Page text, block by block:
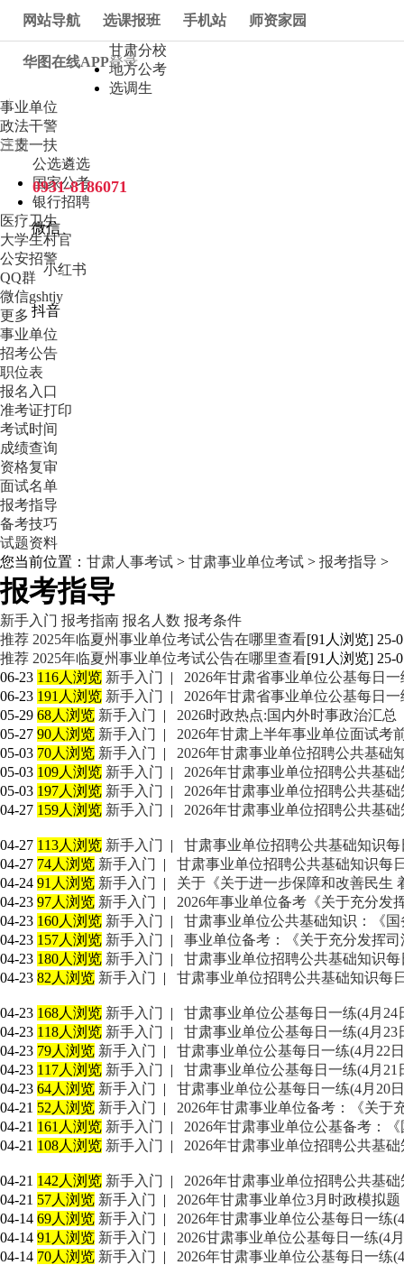
网站导航 选课报班 手机站 师资家园
华图在线APP登录
|
注册
0931-8186071
微信
小红书
抖音
甘肃分校
地方公考
选调生
事业单位
政法干警
三支一扶
公选遴选
国家公考
银行招聘
医疗卫生
大学生村官
公安招警
QQ群
微信gshtjy
更多
事业单位
招考公告
职位表
报名入口
准考证打印
考试时间
成绩查询
资格复审
面试名单
报考指导
备考技巧
试题资料
您当前位置： 甘肃人事考试 > 甘肃事业单位考试 > 报考指导 >
报考指导
新手入门 报考指南 报名人数 报考条件
推荐 2025年临夏州事业单位考试公告在哪里查看[91人浏览] 25-
推荐 2025年临夏州事业单位考试公告在哪里查看[91人浏览] 25-
06-23 116人浏览 新手入门 |
2026年甘肃省事业单位公基每日一
06-23 191人浏览 新手入门 |
2026年甘肃省事业单位公基每日一
05-29 68人浏览 新手入门 |
2026时政热点:国内外时事政治汇总
05-27 90人浏览 新手入门 |
2026年甘肃上半年事业单位面试考
05-03 70人浏览 新手入门 |
2026年甘肃事业单位招聘公共基础
05-03 109人浏览 新手入门 |
2026年甘肃事业单位招聘公共基
05-03 197人浏览 新手入门 |
2026年甘肃事业单位招聘公共基
04-27 159人浏览 新手入门 | 2026年甘肃事业单位招聘公共基
04-27 113人浏览 新手入门 |
甘肃事业单位招聘公共基础知识每
04-27 74人浏览 新手入门 |
甘肃事业单位招聘公共基础知识每
04-24 91人浏览 新手入门 |
关于《关于进一步保障和改善民生
04-23 97人浏览 新手入门 |
2026年事业单位备考《关于充分发
04-23 160人浏览 新手入门 |
甘肃事业单位公共基础知识：《
04-23 157人浏览 新手入门 |
事业单位备考：《关于充分发挥
04-23 180人浏览 新手入门 |
甘肃事业单位招聘公共基础知识每
04-23 82人浏览 新手入门 | 甘肃事业单位招聘公共基础知识每
04-23 168人浏览 新手入门 |
甘肃事业单位公基每日一练(4月24
04-23 118人浏览 新手入门 |
甘肃事业单位公基每日一练(4月23
04-23 79人浏览 新手入门 |
甘肃事业单位公基每日一练(4月22
04-23 117人浏览 新手入门 |
甘肃事业单位公基每日一练(4月21
04-23 64人浏览 新手入门 |
甘肃事业单位公基每日一练(4月20
04-21 52人浏览 新手入门 |
2026年甘肃事业单位备考：《关于
04-21 161人浏览 新手入门 |
2026年甘肃事业单位公基备考：
04-21 108人浏览 新手入门 | 2026年甘肃事业单位招聘公共基
04-21 142人浏览 新手入门 |
2026年甘肃事业单位招聘公共基
04-21 57人浏览 新手入门 |
2026年甘肃事业单位3月时政模拟题
04-14 69人浏览 新手入门 |
2026年甘肃事业单位公基每日一练
04-14 91人浏览 新手入门 |
2026甘肃事业单位公基每日一练(4
04-14 70人浏览 新手入门 |
2026年甘肃事业单位公基每日一练